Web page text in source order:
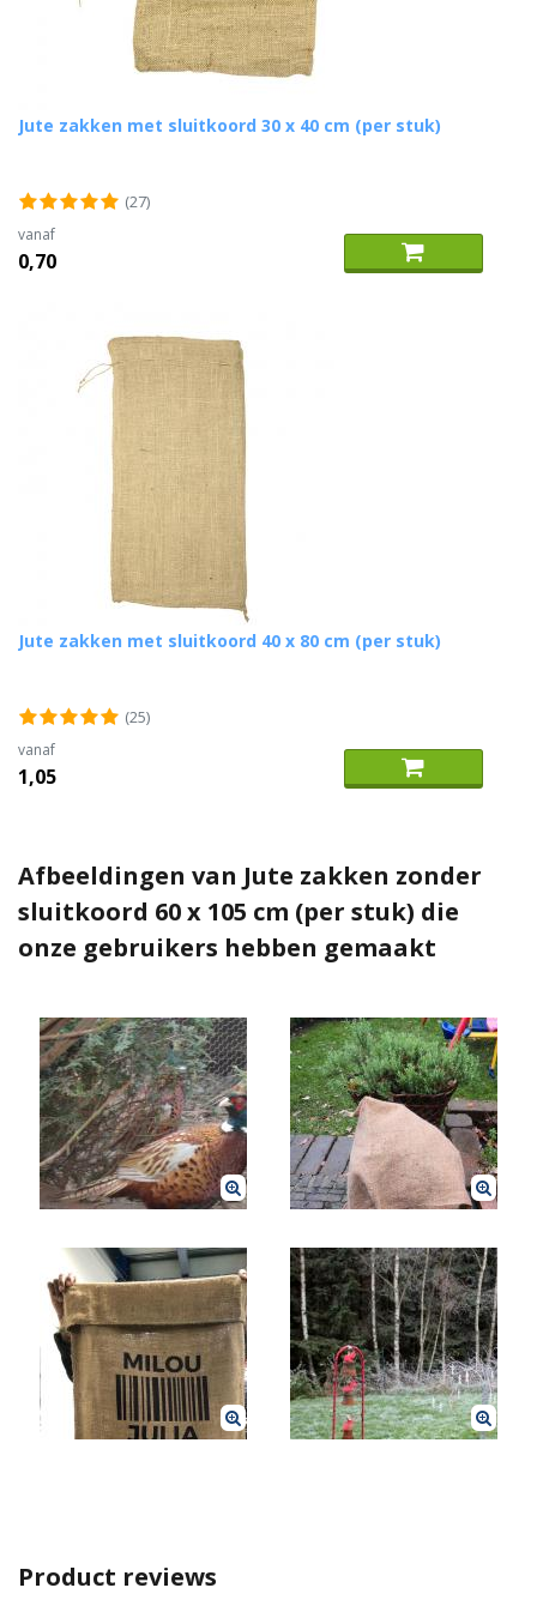
Jute zakken met sluitkoord 30 x 40 cm (per stuk)
(27)
vanaf
0,70
Jute zakken met sluitkoord 40 x 80 cm (per stuk)
(25)
vanaf
1,05
Afbeeldingen van Jute zakken zonder
sluitkoord 60 x 105 cm (per stuk) die
onze gebruikers hebben gemaakt
Product reviews